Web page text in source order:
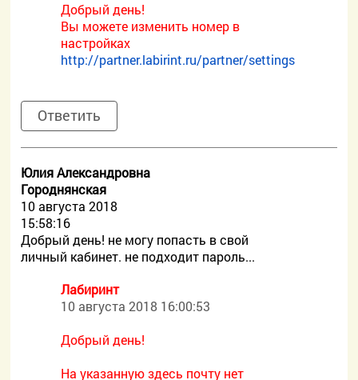
Добрый день!
Вы можете изменить номер в
настройках
http://partner.labirint.ru/partner/settings
Ответить
Юлия Александровна
Городнянская
10 августа 2018
15:58:16
Добрый день! не могу попасть в свой
личный кабинет. не подходит пароль...
Лабиринт
10 августа 2018 16:00:53
Добрый день!
На указанную здесь почту нет